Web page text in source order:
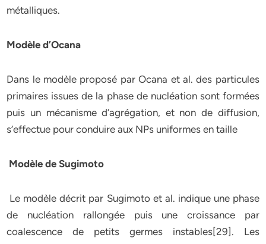
métalliques.
Modèle d’Ocana
Dans le modèle proposé par Ocana et al. des particules
primaires issues de la phase de nucléation sont formées
puis un mécanisme d’agrégation, et non de diffusion,
s’effectue pour conduire aux NPs uniformes en taille
Modèle de Sugimoto
Le modèle décrit par Sugimoto et al. indique une phase
de nucléation rallongée puis une croissance par
coalescence de petits germes instables[29]. Les